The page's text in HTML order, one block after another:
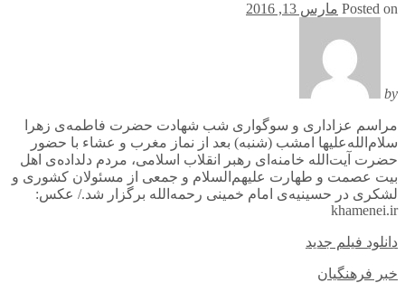
Posted on مارس 13, 2016
by
مراسم عزاداری و سوگواری شب شهادت حضرت فاطمه‌ی زهرا
سلام‌الله‌علیها امشب (شنبه) بعد از نماز مغرب و عشاء با حضور
حضرت آیت‌الله خامنه‌ای رهبر انقلاب اسلامی، مردم دلداده‌ی اهل
بیت عصمت و طهارت علیهم‌السلام و جمعی از مسئولان کشوری و
لشکری در حسینیه‌ی امام خمینی رحمه‌الله برگزار شد./ عکس:
khamenei.ir
دانلود فیلم جدید
خبر فرهنگیان